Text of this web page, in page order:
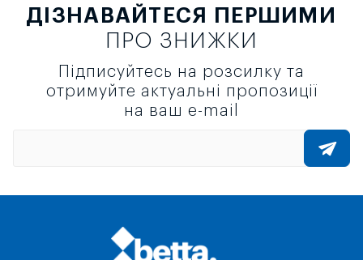
ДІЗНАВАЙТЕСЯ ПЕРШИМИ
ПРО ЗНИЖКИ
Підписуйтесь на розсилку та
отримуйте актуальні пропозиції
на ваш e-mail